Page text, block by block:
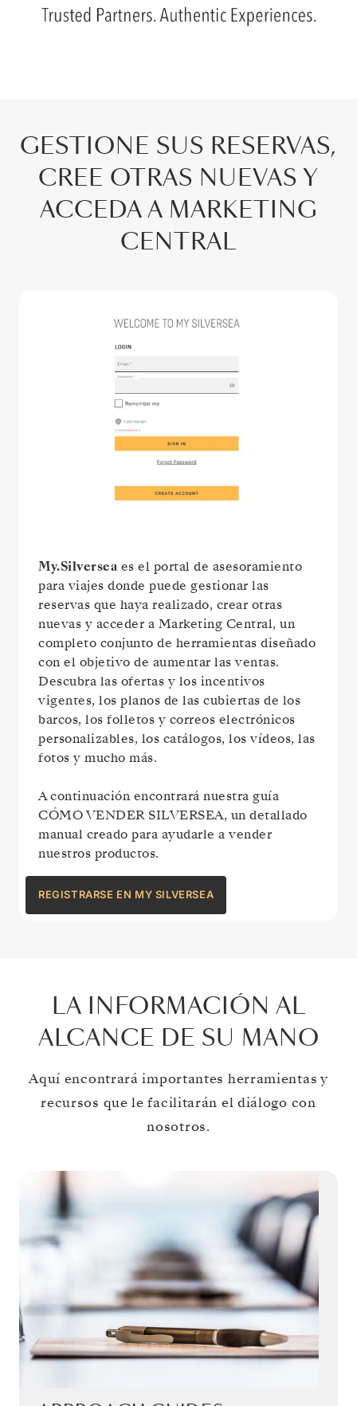
GESTIONE SUS RESERVAS,
CREE OTRAS NUEVAS Y
ACCEDA A MARKETING
CENTRAL
My.Silversea es el portal de asesoramiento
para viajes donde puede gestionar las
reservas que haya realizado, crear otras
nuevas y acceder a Marketing Central, un
completo conjunto de herramientas diseñado
con el objetivo de aumentar las ventas.
Descubra las ofertas y los incentivos
vigentes, los planos de las cubiertas de los
barcos, los folletos y correos electrónicos
personalizables, los catálogos, los vídeos, las
fotos y mucho más.
A continuación encontrará nuestra guía
CÓMO VENDER SILVERSEA, un detallado
manual creado para ayudarle a vender
nuestros productos.
REGISTRARSE EN MY SILVERSEA
LA INFORMACIÓN AL
ALCANCE DE SU MANO
Aquí encontrará importantes herramientas y
recursos que le facilitarán el diálogo con
nosotros.